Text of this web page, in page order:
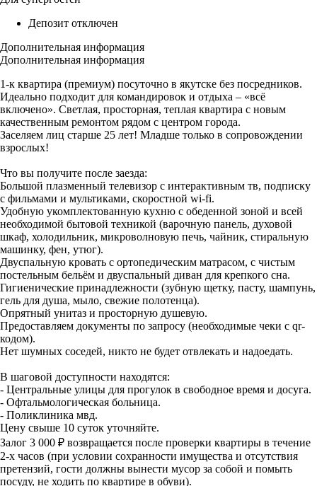
Депозит отключен
Дополнительная информация
Дополнительная информация
1-к квартира (премиум) посуточно в якутске без посредников.
Идеально подходит для командировок и отдыха – «всё
включено». Светлая, просторная, теплая квартира с новым
качественным ремонтом рядом с центром города.
Заселяем лиц старше 25 лет! Младше только в сопровождении
взрослых!
Что вы получите после заезда:
Большой плазменный телевизор с интерактивным тв, подписку
с фильмами и мультиками, скоростной wi-fi.
Удобную укомплектованную кухню с обеденной зоной и всей
необходимой бытовой техникой (варочную панель, духовой
шкаф, холодильник, микроволновую печь, чайник, стиральную
машинку, фен, утюг).
Двуспальную кровать с ортопедическим матрасом, с чистым
постельным бельём и двуспальный диван для крепкого сна.
Гигиенические принадлежности (зубную щетку, пасту, шампунь,
гель для душа, мыло, свежие полотенца).
Опрятный унитаз и просторную душевую.
Предоставляем документы по запросу (необходимые чеки с qr-
кодом).
Нет шумных соседей, никто не будет отвлекать и надоедать.
В шаговой доступности находятся:
- Центральные улицы для прогулок в свободное время и досуга.
- Офтальмологическая больница.
- Поликлиника мвд.
Цену свыше 10 суток уточняйте.
Залог 3 000 ₽ возвращается после проверки квартиры в течение
2-х часов (при условии сохранности имущества и отсутствия
претензий, гости должны вынести мусор за собой и помыть
посуду, не ходить по квартире в обуви).